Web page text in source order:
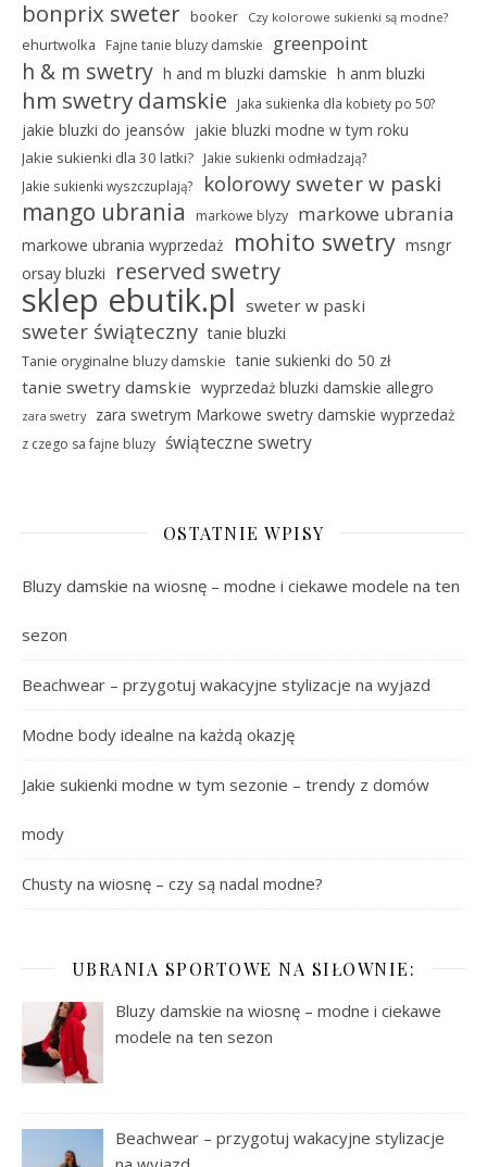
bonprix sweter booker Czy kolorowe sukienki są modne?
ehurtwolka Fajne tanie bluzy damskie greenpoint
h & m swetry h and m bluzki damskie h anm bluzki
hm swetry damskie Jaka sukienka dla kobiety po 50?
jakie bluzki do jeansów jakie bluzki modne w tym roku
Jakie sukienki dla 30 latki?
Jakie sukienki odmładzają?
Jakie sukienki wyszczuplają?
kolorowy sweter w paski
mango ubrania markowe blyzy markowe ubrania
markowe ubrania wyprzedaż mohito swetry msngr
orsay bluzki
reserved swetry
sklep ebutik.pl sweter w paski
sweter świąteczny tanie bluzki
Tanie oryginalne bluzy damskie tanie sukienki do 50 zł
tanie swetry damskie wyprzedaż bluzki damskie allegro
zara swetry zara swetrym Markowe swetry damskie wyprzedaż
z czego sa fajne bluzy świąteczne swetry
OSTATNIE WPISY
Bluzy damskie na wiosnę – modne i ciekawe modele na ten
sezon
Beachwear – przygotuj wakacyjne stylizacje na wyjazd
Modne body idealne na każdą okazję
Jakie sukienki modne w tym sezonie – trendy z domów
mody
Chusty na wiosnę – czy są nadal modne?
UBRANIA SPORTOWE NA SIŁOWNIE:
Bluzy damskie na wiosnę – modne i ciekawe
modele na ten sezon
Beachwear – przygotuj wakacyjne stylizacje